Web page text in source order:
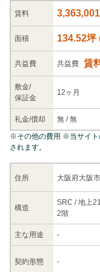
賃料
面積 134.52坪
共益費 共益費 賃
敷金/
保証金
12ヶ月
礼金/償却 無 /無
住所 大阪府大阪
構造
SRC / 地上
2階
主な用途 -
契約形態 -
※その他の費用 ※当サイト
されます。